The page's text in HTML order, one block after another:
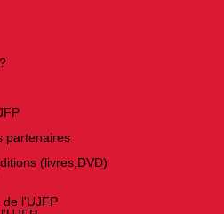
partenaires
(livres,DVD)
de l'UJFP